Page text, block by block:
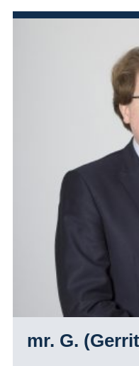
mr. G.